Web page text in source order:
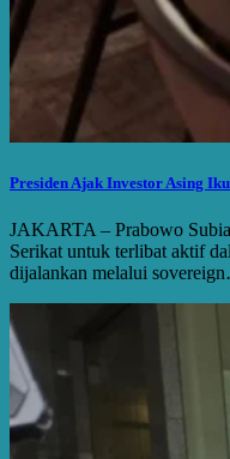
Presiden Ajak Investor Asing
JAKARTA – Prabowo
Serikat untuk terlibat aktif
dijalankan melalui